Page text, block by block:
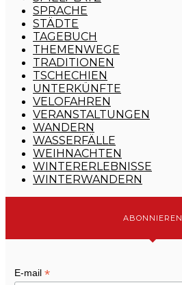
SPRACHE
STÄDTE
TAGEBUCH
THEMENWEGE
TRADITIONEN
TSCHECHIEN
UNTERKÜNFTE
VELOFAHREN
VERANSTALTUNGEN
WANDERN
WASSERFÄLLE
WEIHNACHTEN
WINTERERLEBNISSE
WINTERWANDERN
ABONNIEREN
E-mail *